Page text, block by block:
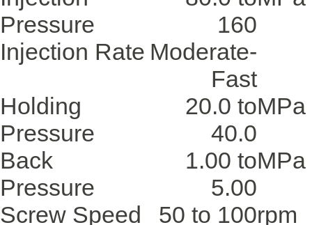
Pressure
160
Injection Rate Moderate-
Fast
Holding
Pressure
20.0 to
40.0
MPa
Back
Pressure
1.00 to
5.00
MPa
Screw Speed 50 to 100rpm